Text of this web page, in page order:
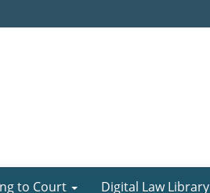
to Court Digital Law Library